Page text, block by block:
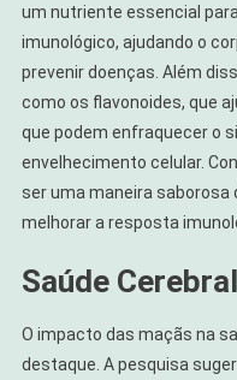
um nutriente essencial
imunológico, ajudando o
prevenir doenças. Além
como os flavonoides, que
que podem enfraquecer o
envelhecimento celular.
ser uma maneira saborosa
melhorar a resposta
Saúde Cerebral
O impacto das maçãs na
destaque. A pesquisa